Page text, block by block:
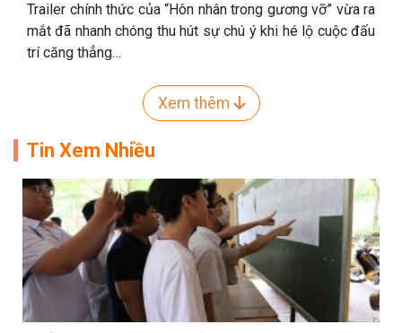
Trailer chính thức của “Hôn nhân trong gương vỡ” vừa ra
mắt đã nhanh chóng thu hút sự chú ý khi hé lộ cuộc đấu
trí căng thẳng…
Xem thêm
Tin Xem Nhiều